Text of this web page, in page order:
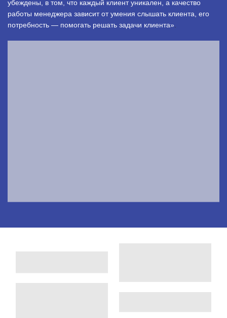
убеждены, в том, что каждый клиент уникален, а качество
работы менеджера зависит от умения слышать клиента, его
потребность — помогать решать задачи клиента»